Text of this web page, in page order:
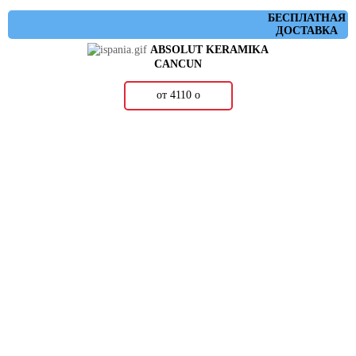
БЕСПЛАТНАЯ
ДОСТАВКА
ABSOLUT KERAMIKA
CANCUN
от 4110 о